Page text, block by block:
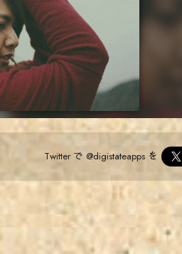
Twitter で @digistateappsを